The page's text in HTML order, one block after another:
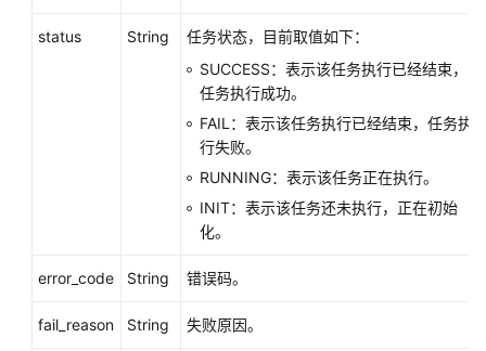
OpenStack
权
和
status String
任务状态，目前取值如下：
SUCCESS：表示该任务执行已经结束，
任务执行成功。
FAIL：表示该任务执行已经结束，任务执
行失败。
RUNNING：表示该任务正在执行。
INIT：表示该任务还未执行，正在初始
化。
error_code String 错误码。
fail_reason String 失败原因。